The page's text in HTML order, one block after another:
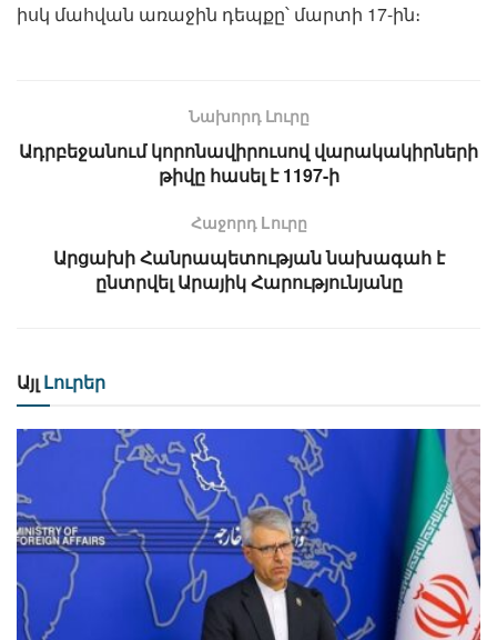
իսկ մահվան առաջին դեպքը՝ մարտի 17-ին։
Նախորդ Լուրը
Ադրբեջանում կորոնավիրուսով վարակակիրների
թիվը հասել է 1197-ի
Հաջորդ Lուրը
Արցախի Հանրապետության նախագահ է
ընտրվել Արայիկ Հարությունյանը
Այլ Լուրեր